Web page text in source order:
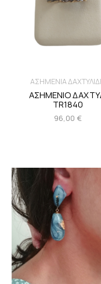
ΑΣΗΜΕΝΙΑ
ΑΣΗΜΕΝΙΟ
TR1840
96,00 €